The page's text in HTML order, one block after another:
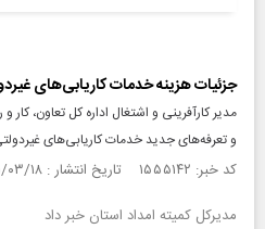
جزئیات هزینه خدمات کاریابی‌های
مدیر کارآفرینی و اشتغال اداره کل تعاون، کار
و تعرفه‌های جدید خدمات کاریابی‌های غیردولتی داخلی
کد خبر: ۱۵۵۵۱۴۲ تاریخ انتشار : ۱۴۰۵/۰۳/۱۸
مدیرکل کمیته امداد استان خبر داد